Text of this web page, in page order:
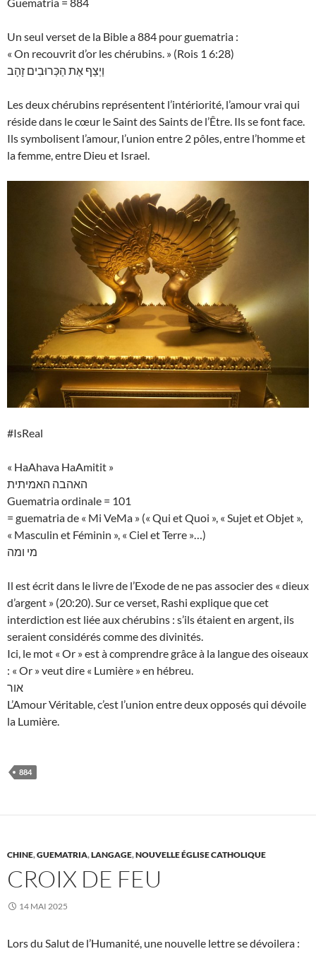
Un seul verset de la Bible a 884 pour guematria :
« On recouvrit d’or les chérubins. » (Rois 1 6:28)
וַיְצַף אֶת הַכְּרוּבִים זָהָב
Les deux chérubins représentent l’intériorité, l’amour vrai qui
réside dans le cœur le Saint des Saints de l’Être. Ils se font face.
Ils symbolisent l’amour, l’union entre 2 pôles, entre l’homme et
la femme, entre Dieu et Israel.
#IsReal
« HaAhava HaAmitit »
האהבה האמיתית
Guematria ordinale = 101
= guematria de « Mi VeMa » (« Qui et Quoi », « Sujet et Objet »,
« Masculin et Féminin », « Ciel et Terre »…)
מי ומה
Il est écrit dans le livre de l’Exode de ne pas associer des « dieux
d’argent » (20:20). Sur ce verset, Rashi explique que cet
interdiction est liée aux chérubins : s’ils étaient en argent, ils
seraient considérés comme des divinités.
Ici, le mot « Or » est à comprendre grâce à la langue des oiseaux
: « Or » veut dire « Lumière » en hébreu.
אור
L’Amour Véritable, c’est l’union entre deux opposés qui dévoile
la Lumière.
884
CHINE,GUEMATRIA,LANGAGE,NOUVELLE ÉGLISE CATHOLIQUE
CROIX DE FEU
14 MAI 2025
Lors du Salut de l’Humanité, une nouvelle lettre se dévoilera :